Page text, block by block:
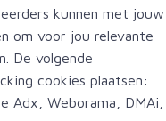
kunnen met jouw
om voor jou relevante
De volgende
cookies plaatsen:
Adx, Weborama, DMAi,